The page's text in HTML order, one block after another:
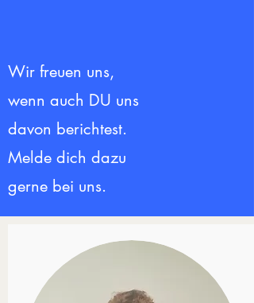
Wir freuen uns,
wenn auch DU uns
davon berichtest.
Melde dich dazu
gerne bei uns.